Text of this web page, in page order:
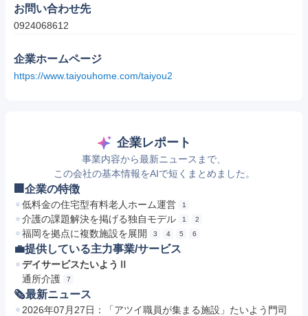
お問い合わせ先
0924068612
企業ホームページ
https://www.taiyouhome.com/taiyou2
企業レポート
事業内容から最新ニュースまで、
この会社の基本情報をAIで短くまとめました。
🏢企業の特徴
低料金の住宅型有料老人ホーム運営 1
介護の課題解決を掲げる独自モデル 1 2
福岡を拠点に複数施設を展開 3 4 5 6
💼提供している主力事業/サービス
デイサービスたいようⅡ
通所介護
7
🗞最新ニュース
2026年07月27日：「アツイ職員が集まる施設」たいよう門司